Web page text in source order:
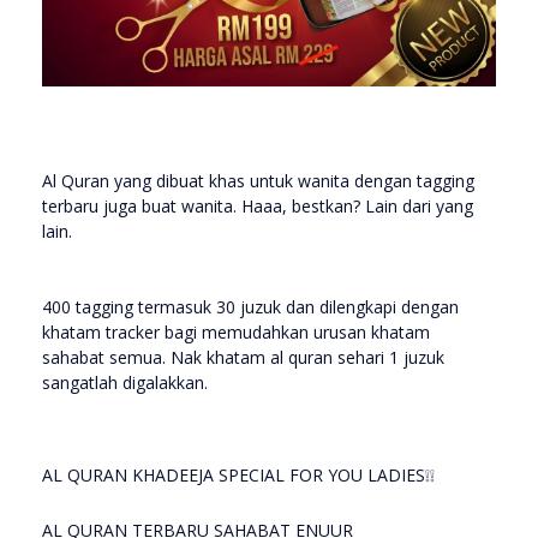
Al Quran yang dibuat khas untuk wanita dengan tagging
terbaru juga buat wanita. Haaa, bestkan? Lain dari yang
lain.
400 tagging termasuk 30 juzuk dan dilengkapi dengan
khatam tracker bagi memudahkan urusan khatam
sahabat semua. Nak khatam al quran sehari 1 juzuk
sangatlah digalakkan.
AL QURAN KHADEEJA SPECIAL FOR YOU LADIES❕❕
AL QURAN TERBARU SAHABAT ENUUR